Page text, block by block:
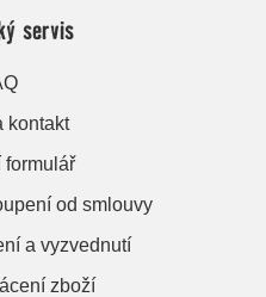
servis
kontakt
formulář
od smlouvy
a vyzvednutí
zboží